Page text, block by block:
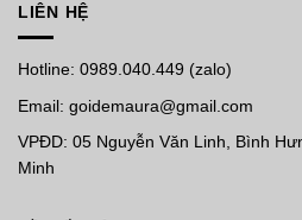
LIÊN HỆ
Hotline: 0989.040.449 (zalo)
Email: goidemaura@gmail.com
VPĐD: 05 Nguyễn Văn Linh, Bình
Minh